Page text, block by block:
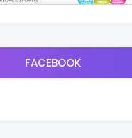
FACEBOOK